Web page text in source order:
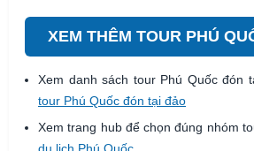
XEM THÊM TOUR PHÚ
Xem danh sách tour Phú Quốc đón
tour Phú Quốc đón tại đảo
Xem trang hub để chọn đúng nhóm
du lịch Phú Quốc